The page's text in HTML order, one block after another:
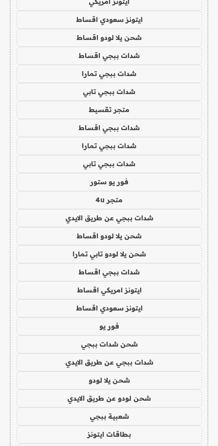
ايتونز سعودي اقساط
شحن يلا لودو اقساط
شدات ببجي اقساط
شدات ببجي تمارا
شدات ببجي تابي
متجر تقسيط
شدات ببجي اقساط
شدات ببجي تمارا
شدات ببجي تابي
فور يو ستور
متجر 4u
شدات ببجي عن طريق الايدي
شحن يلا لودو اقساط
شحن يلا لودو تابي تمارا
شدات ببجي اقساط
ايتونز امريكي اقساط
ايتونز سعودي اقساط
فور يو
شحن شدات ببجي
شدات ببجي عن طريق الايدي
شحن يلا لودو
شحن لودو عن طريق الايدي
شعبية ببجي
بطاقات ايتونز